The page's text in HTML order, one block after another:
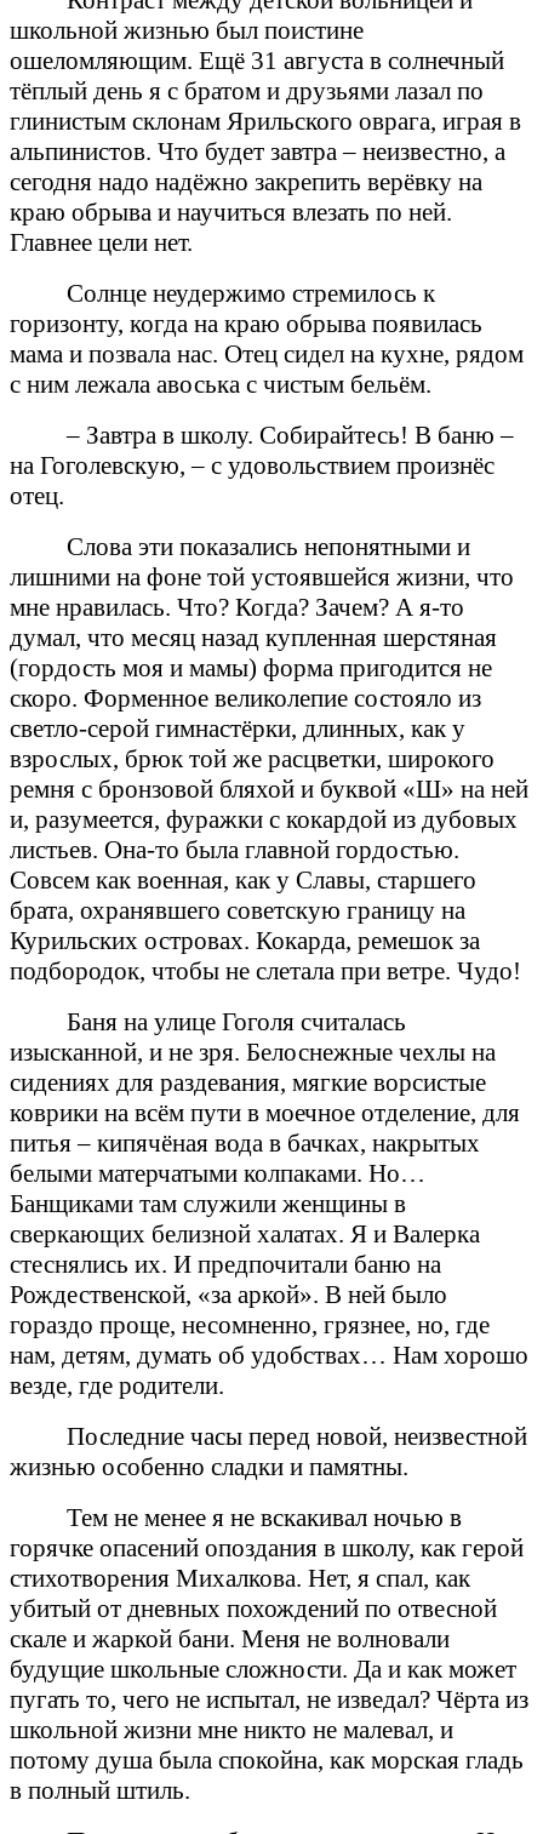
школьной жизнью был поистине
ошеломляющим. Ещё 31 августа в солнечный
тёплый день я с братом и друзьями лазал по
глинистым склонам Ярильского оврага, играя в
альпинистов. Что будет завтра – неизвестно, а
сегодня надо надёжно закрепить верёвку на
краю обрыва и научиться влезать по ней.
Главнее цели нет.
Солнце неудержимо стремилось к
горизонту, когда на краю обрыва появилась
мама и позвала нас. Отец сидел на кухне, рядом
с ним лежала авоська с чистым бельём.
– Завтра в школу. Собирайтесь! В баню –
на Гоголевскую, – с удовольствием произнёс
отец.
Слова эти показались непонятными и
лишними на фоне той устоявшейся жизни, что
мне нравилась. Что? Когда? Зачем? А я-то
думал, что месяц назад купленная шерстяная
(гордость моя и мамы) форма пригодится не
скоро. Форменное великолепие состояло из
светло-серой гимнастёрки, длинных, как у
взрослых, брюк той же расцветки, широкого
ремня с бронзовой бляхой и буквой «Ш» на ней
и, разумеется, фуражки с кокардой из дубовых
листьев. Она-то была главной гордостью.
Совсем как военная, как у Славы, старшего
брата, охранявшего советскую границу на
Курильских островах. Кокарда, ремешок за
подбородок, чтобы не слетала при ветре. Чудо!
Баня на улице Гоголя считалась
изысканной, и не зря. Белоснежные чехлы на
сидениях для раздевания, мягкие ворсистые
коврики на всём пути в моечное отделение, для
питья – кипячёная вода в бачках, накрытых
белыми матерчатыми колпаками. Но…
Банщиками там служили женщины в
сверкающих белизной халатах. Я и Валерка
стеснялись их. И предпочитали баню на
Рождественской, «за аркой». В ней было
гораздо проще, несомненно, грязнее, но, где
нам, детям, думать об удобствах… Нам хорошо
везде, где родители.
Последние часы перед новой, неизвестной
жизнью особенно сладки и памятны.
Тем не менее я не вскакивал ночью в
горячке опасений опоздания в школу, как герой
стихотворения Михалкова. Нет, я спал, как
убитый от дневных похождений по отвесной
скале и жаркой бани. Меня не волновали
будущие школьные сложности. Да и как может
пугать то, чего не испытал, не изведал? Чёрта из
школьной жизни мне никто не малевал, и
потому душа была спокойна, как морская гладь
в полный штиль.